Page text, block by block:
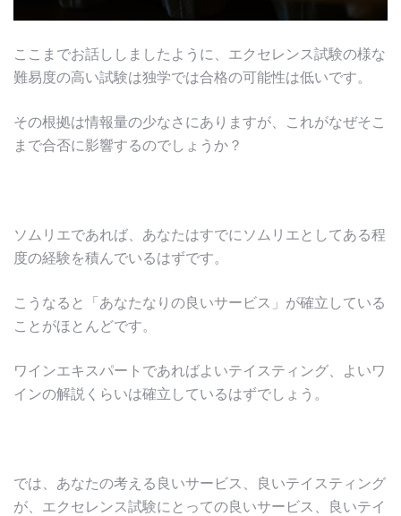
ここまでお話ししましたように、エクセレンス試験の様な
難易度の高い試験は独学では合格の可能性は低いです。
その根拠は情報量の少なさにありますが、これがなぜそこ
まで合否に影響するのでしょうか？
ソムリエであれば、あなたはすでにソムリエとしてある程
度の経験を積んでいるはずです。
こうなると「あなたなりの良いサービス」が確立している
ことがほとんどです。
ワインエキスパートであればよいテイスティング、よいワ
インの解説くらいは確立しているはずでしょう。
では、あなたの考える良いサービス、良いテイスティング
が、エクセレンス試験にとっての良いサービス、良いテイ